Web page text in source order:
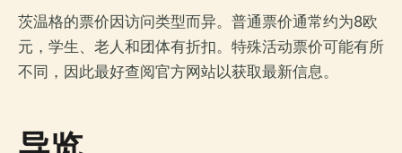
茨温格的票价因访问类型而异。普通票价通常约为8欧
元，学生、老人和团体有折扣。特殊活动票价可能有所
不同，因此最好查阅官方网站以获取最新信息。